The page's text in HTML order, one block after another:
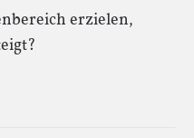
erzielen,